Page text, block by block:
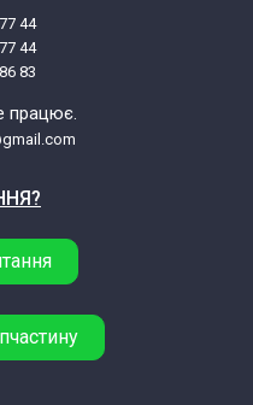
44
44
83
працює.